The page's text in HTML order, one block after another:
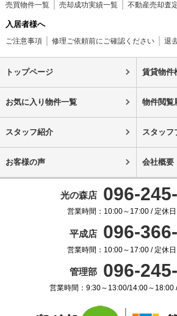
売買物件一覧 売却成功実績一覧 不動産売却査
入居者様へ
ご注意事項 修理ご依頼前にご確認ください 退
トップページ 賃貸物件
お気に入り物件一覧 物件閲覧
スタッフ紹介 スタッフ
お客様の声 会社概要
光の森店 096-
営業時間：10:00～17:00 / 定休日
平成店 096-
営業時間：10:00～17:00 / 定休
管理部 096-
営業時間：9:30～13:00/14:00～18:00